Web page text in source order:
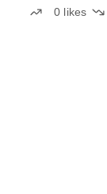
0 likes